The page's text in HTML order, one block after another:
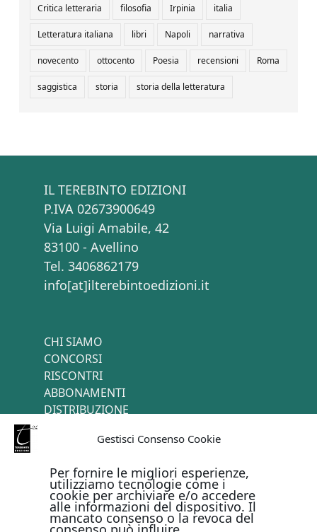
Gestisci Consenso Cookie
Per fornire le migliori esperienze,
utilizziamo tecnologie come i
cookie per archiviare e/o accedere
alle informazioni del dispositivo. Il
mancato consenso o la revoca del
Critica letteraria filosofia Irpinia italia
Letteratura italiana libri Napoli narrativa
novecento ottocento Poesia recensioni Roma
saggistica storia storia della letteratura
IL TEREBINTO EDIZIONI
P.IVA 02673900649
Via Luigi Amabile, 42
83100 - Avellino
Tel. 3406862179
info[at]ilterebintoedizioni.it
CHI SIAMO
CONCORSI
RISCONTRI
ABBONAMENTI
DISTRIBUZIONE
PAGAMENTI ONLINE CON